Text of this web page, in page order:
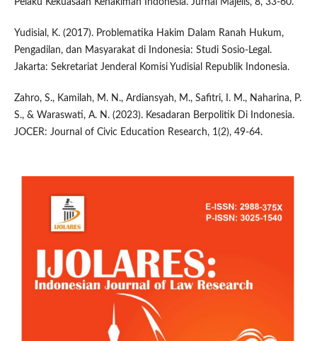
Yudisial, K. (2017). Problematika Hakim Dalam Ranah Hukum,
Pengadilan, dan Masyarakat di Indonesia: Studi Sosio-Legal.
Jakarta: Sekretariat Jenderal Komisi Yudisial Republik Indonesia.
Zahro, S., Kamilah, M. N., Ardiansyah, M., Safitri, I. M., Naharina, P.
S., & Waraswati, A. N. (2023). Kesadaran Berpolitik Di Indonesia.
JOCER: Journal of Civic Education Research, 1(2), 49-64.